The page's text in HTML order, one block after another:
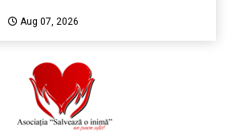
Aug 07, 2026